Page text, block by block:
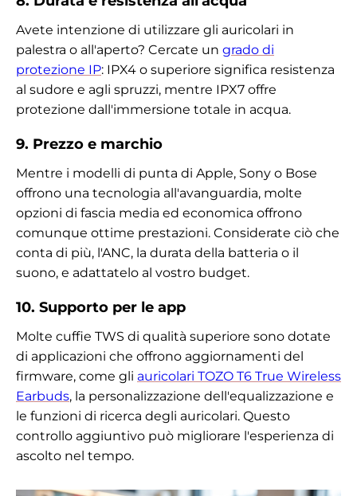
Avete intenzione di utilizzare gli auricolari in
palestra o all'aperto? Cercate un grado di
protezione IP: IPX4 o superiore significa resistenza
al sudore e agli spruzzi, mentre IPX7 offre
protezione dall'immersione totale in acqua.
9. Prezzo e marchio
Mentre i modelli di punta di Apple, Sony o Bose
offrono una tecnologia all'avanguardia, molte
opzioni di fascia media ed economica offrono
comunque ottime prestazioni. Considerate ciò che
conta di più, l'ANC, la durata della batteria o il
suono, e adattatelo al vostro budget.
10. Supporto per le app
Molte cuffie TWS di qualità superiore sono dotate
di applicazioni che offrono aggiornamenti del
firmware, come gli auricolari TOZO T6 True Wireless
Earbuds, la personalizzazione dell'equalizzazione e
le funzioni di ricerca degli auricolari. Questo
controllo aggiuntivo può migliorare l'esperienza di
ascolto nel tempo.